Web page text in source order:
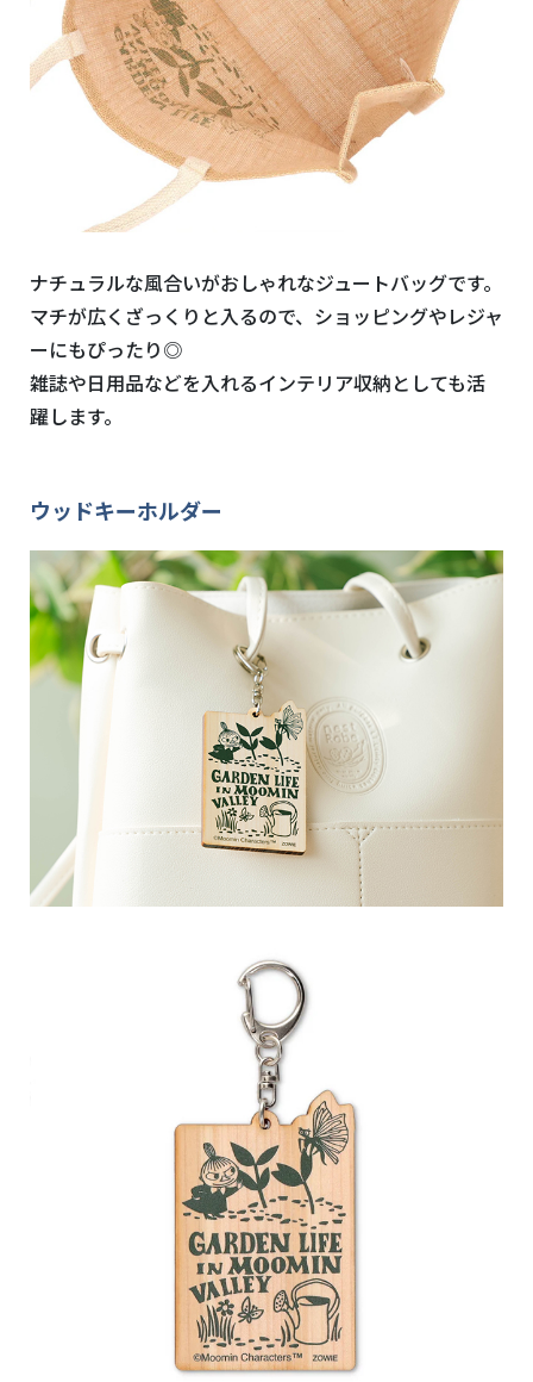
ナチュラルな風合いがおしゃれなジュートバッグです。
マチが広くざっくりと入るので、ショッピングやレジャ
ーにもぴったり◎
雑誌や日用品などを入れるインテリア収納としても活
躍します。
ウッドキーホルダー